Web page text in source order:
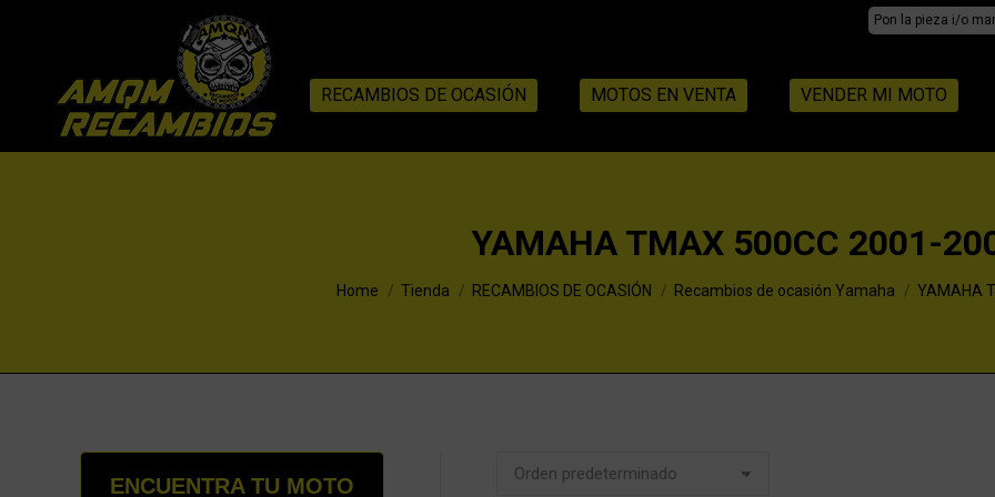
Search:
RECAMBIOS DE OCASIÓN MOTOS EN VENTA VENDER MI MOTO
YAMAHA TMAX 500CC 2001-
You are here:
Home Tienda RECAMBIOS DE OCASIÓN Recambios de ocasión Yamaha YAMAHA
ENCUENTRA TU MOTO